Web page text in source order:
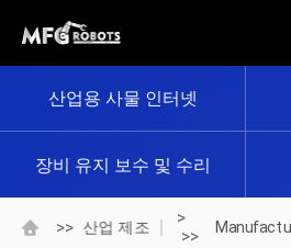
산업용 사물 인터넷
장비 유지 보수 및 수리
>> 산업 제조
>
>>